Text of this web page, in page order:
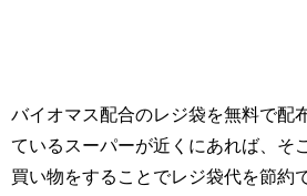
バイオマス配合のレジ袋を無料で配
ているスーパーが近くにあれば、そ
買い物をすることでレジ袋代を節約